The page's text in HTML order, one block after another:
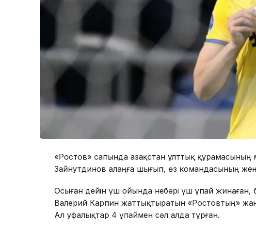
«Ростов» сапында Қазақстан ұлттық
Зайнутдинов алаңға шығып, өз командасының
Осыған дейін үш ойында небәрі үш ұпай жинаған,
Валерий Карпин жаттықтыратын «Ростовтың»
Ал уфалықтар 4 ұпаймен сәл алда тұрған.